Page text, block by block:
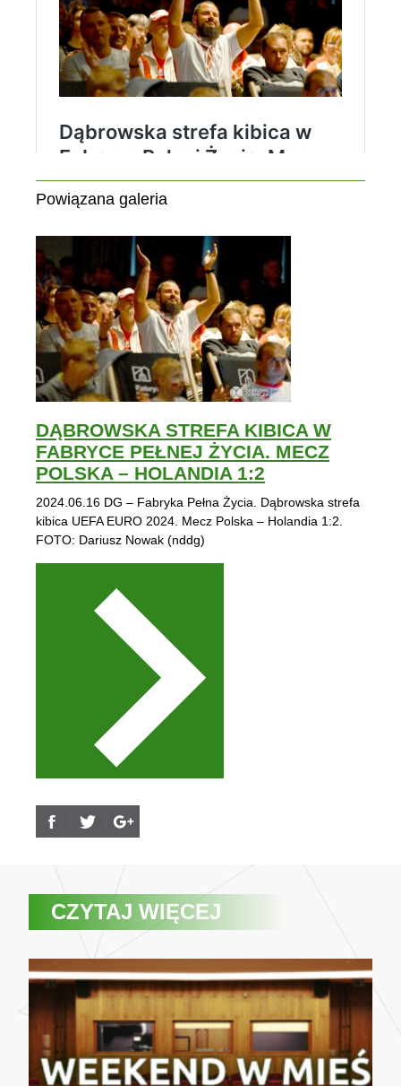
Powiązana galeria
DĄBROWSKA STREFA KIBICA W
FABRYCE PEŁNEJ ŻYCIA. MECZ
POLSKA – HOLANDIA 1:2
2024.06.16 DG – Fabryka Pełna Życia. Dąbrowska strefa
kibica UEFA EURO 2024. Mecz Polska – Holandia 1:2.
FOTO: Dariusz Nowak (nddg)
CZYTAJ WIĘCEJ